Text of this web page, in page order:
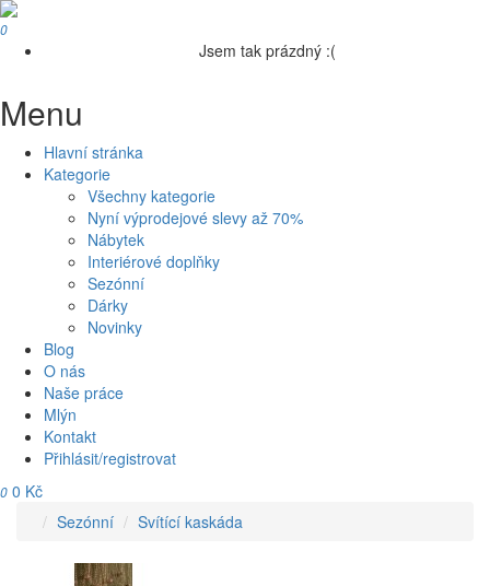
0
Jsem tak prázdný :(
Menu
Hlavní stránka
Kategorie
Všechny kategorie
Nyní výprodejové slevy až 70%
Nábytek
Interiérové doplňky
Sezónní
Dárky
Novinky
Blog
O nás
Naše práce
Mlýn
Kontakt
Přihlásit/registrovat
0 0 Kč
Sezónní
Svítící kaskáda